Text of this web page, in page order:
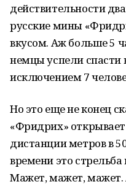
действительности
русские мины
вкусом. Аж больше 5
немцы успели спасти
исключением 7
Но это еще не конец
«Фридрих»
дистанции метров в
времени это
Мажет, мажет, мажет.